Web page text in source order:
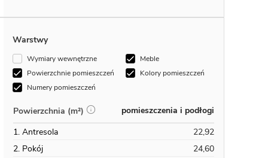
Warstwy
Wymiary wewnętrzne
Meble
Powierzchnie pomieszczeń
Kolory pomieszczeń
Numery pomieszczeń
Powierzchnia (m²)
pomieszczenia i podłogi
1. Antresola
22,92
2. Pokój
24,60